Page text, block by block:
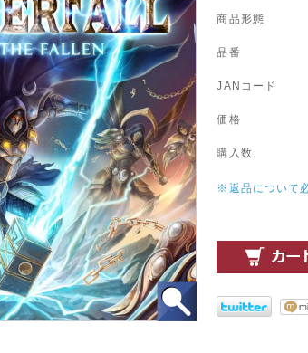
商品形態
品番
JANコード
価格
購入数
※返品について